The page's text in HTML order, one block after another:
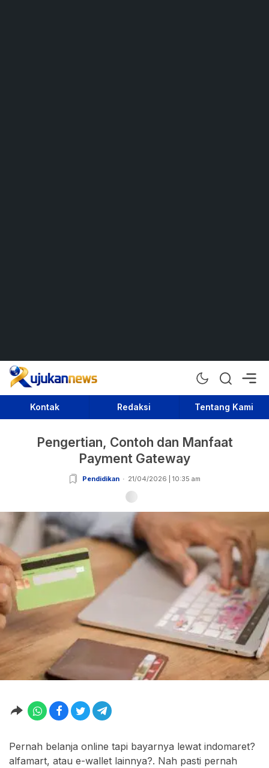
Rujukan News
Satu Rujukan Sejuta Informasi
Kontak Redaksi Tentang Kami
Pengertian, Contoh dan Manfaat
Payment Gateway
Pendidikan 21/04/2026 | 10:35 am
Pernah belanja online tapi bayarnya lewat indomaret?
alfamart, atau e-wallet lainnya?. Nah pasti pernah